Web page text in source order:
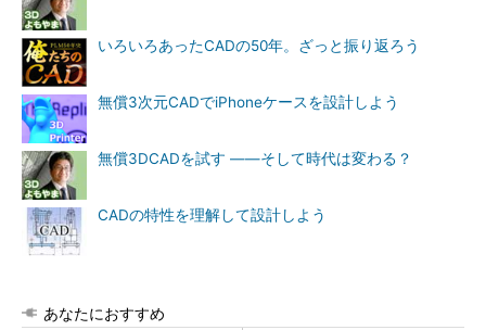
いろいろあったCADの50年。ざっと振り返ろう
無償3次元CADでiPhoneケースを設計しよう
無償3DCADを試す ――そして時代は変わる？
CADの特性を理解して設計しよう
あなたにおすすめ